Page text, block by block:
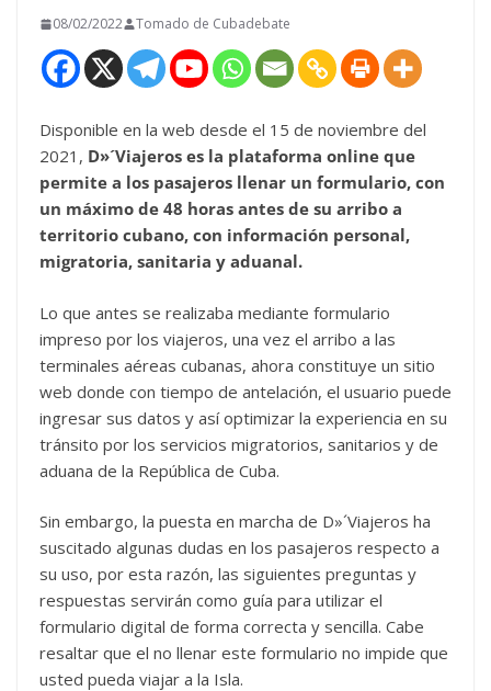
08/02/2022 Tomado de Cubadebate
Disponible en la web desde el 15 de noviembre del
2021, D»´Viajeros es la plataforma online que
permite a los pasajeros llenar un formulario, con
un máximo de 48 horas antes de su arribo a
territorio cubano, con información personal,
migratoria, sanitaria y aduanal.
Lo que antes se realizaba mediante formulario
impreso por los viajeros, una vez el arribo a las
terminales aéreas cubanas, ahora constituye un sitio
web donde con tiempo de antelación, el usuario puede
ingresar sus datos y así optimizar la experiencia en su
tránsito por los servicios migratorios, sanitarios y de
aduana de la República de Cuba.
Sin embargo, la puesta en marcha de D»´Viajeros ha
suscitado algunas dudas en los pasajeros respecto a
su uso, por esta razón, las siguientes preguntas y
respuestas servirán como guía para utilizar el
formulario digital de forma correcta y sencilla. Cabe
resaltar que el no llenar este formulario no impide que
usted pueda viajar a la Isla.